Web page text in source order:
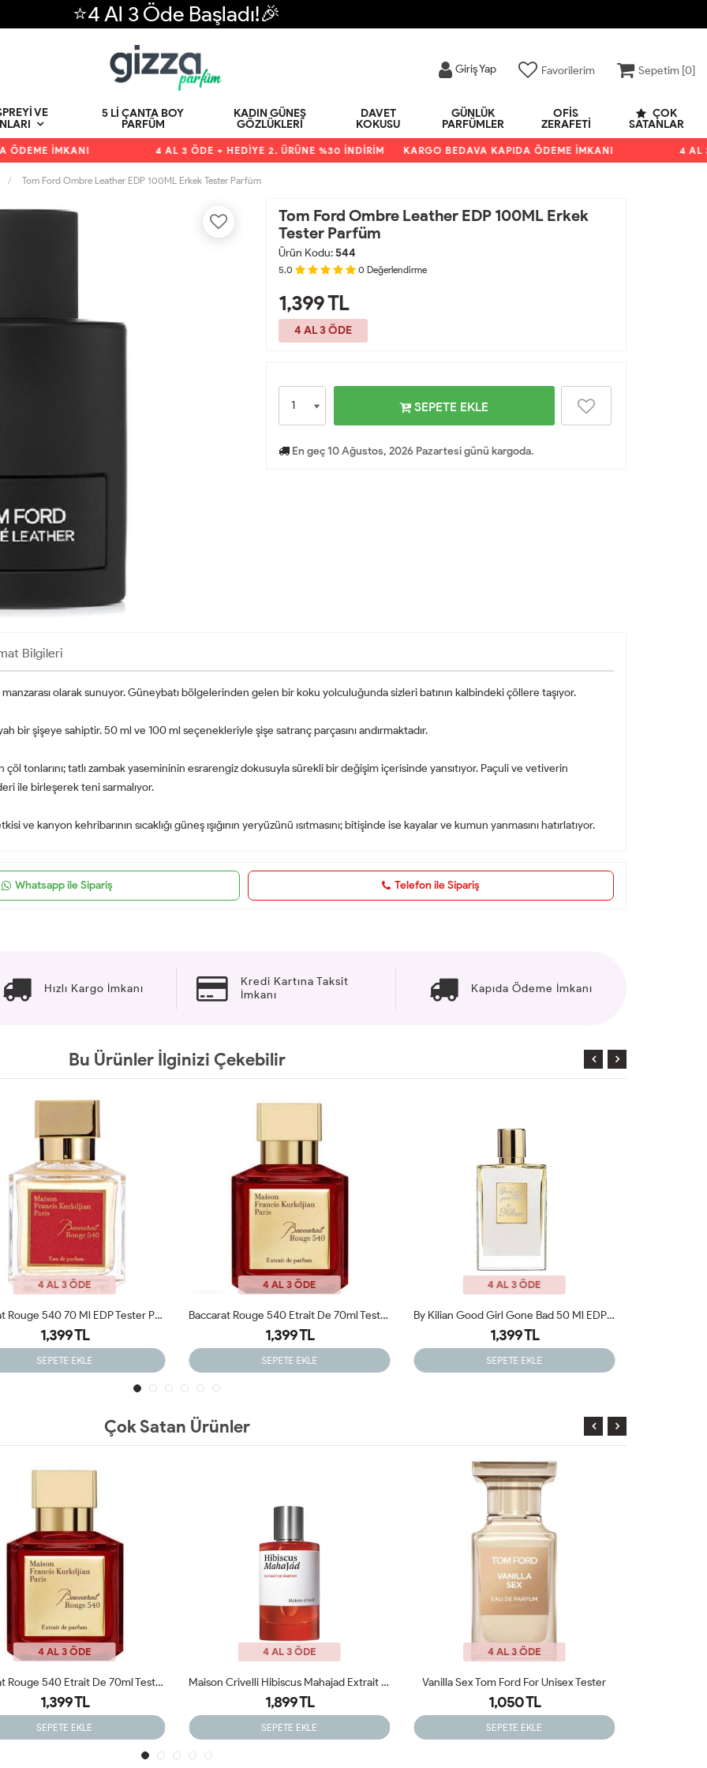
⭐4 Al 3 Öde Başladı!🎉
Giriş Yap Favorilerim Sepetim [0]
VE
5 LI ÇANTA BOY
PARFÜM
KADIN GÜNEŞ
GÖZLÜKLERI
DAVET
KOKUSU
GÜNLÜK
PARFÜMLER
OFIS
ZERAFETI
ÇOK
SATANLAR
İMKANI 4 AL 3 ÖDE + HEDİYE 2. ÜRÜNE %30 İNDİRİM KARGO BEDAVA KAPIDA ÖDEME İMKANI 4 AL 3
Tom Ford Ombre Leather EDP 100ML Erkek Tester Parfüm
Tom Ford Ombre Leather EDP 100ML Erkek
Tester Parfüm
Ürün Kodu:544
5.0 0 Değerlendirme
1,399TL
4 AL 3 ÖDE
SEPETE EKLE
En geç 10 Ağustos, 2026 Pazartesi günü kargoda.
Bilgileri
olarak sunuyor. Güneybatı bölgelerinden gelen bir koku yolculuğunda sizleri batının kalbindeki çöllere taşıyor.
bir şişeye sahiptir. 50 ml ve 100 ml seçenekleriyle şişe satranç parçasını andırmaktadır.
tonlarını; tatlı zambak yasemininin esrarengiz dokusuyla sürekli bir değişim içerisinde yansıtıyor. Paçuli ve vetiverin
ile birleşerek teni sarmalıyor.
ve kanyon kehribarının sıcaklığı güneş ışığının yeryüzünü ısıtmasını; bitişinde ise kayalar ve kumun yanmasını hatırlatıyor.
Whatsapp ile Sipariş Telefon ile Sipariş
Hızlı Kargo İmkanı
Kredi Kartına Taksit
İmkanı
Kapıda Ödeme İmkanı
Bu Ürünler İlginizi Çekebilir
4 AL 3 ÖDE
Baccarat Rouge 540 Etrait De 70ml Tester Parfüm
1,399 TL
SEPETE EKLE
4 AL 3 ÖDE
By Kilian Good Girl Gone Bad 50 Ml EDP Tester
1,399 TL
SEPETE EKLE
4 AL 3 ÖDE
Acqua Di Parma Blue Mediterraneo Arancia Di Capri Kadın Parfümü
1,399 TL
SEPETE EKLE
Çok Satan Ürünler
4 AL 3 ÖDE
Maison Crivelli Hibiscus Mahajad Extrait 50 Ml Parfüm Tester
1,899 TL
SEPETE EKLE
4 AL 3 ÖDE
Vanilla Sex Tom Ford For Unisex Tester
1,050 TL
SEPETE EKLE
4 AL 3 ÖDE
Memo Marfa Edp 75 Ml Unisex Parfüm Tester
1,399 TL
SEPETE EKLE